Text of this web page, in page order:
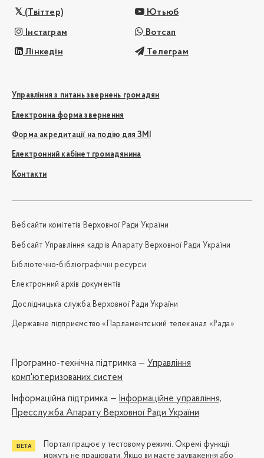
(Твіттер) Ютьюб
Інстаграм Вотсап
Лінкедін Телеграм
Управління з питань звернень громадян
Електронна форма звернення
Форма акредитації на подію для ЗМІ
Електронний кабінет громадянина
Контакти
Вебсайти комітетів Верховної Ради України
Вебсайт Управління кадрів Апарату Верховної Ради України
Бібліотечно-бібліографічні ресурси
Електронний архів документів
Дослідницька служба Верховної Ради України
Державне підприємство «Парламентський телеканал «Рада»
Програмно-технічна підтримка — Управління
комп'ютеризованих систем
Iнформаційна підтримка — Інформаційне управління,
Пресслужба Апарату Верховної Ради України
Портал працює у тестовому режимі. Окремі функції
можуть не працювати. Якщо ви маєте зауваження або